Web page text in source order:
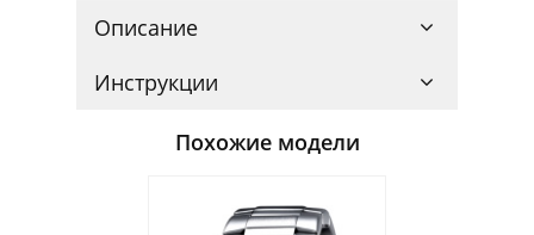
Описание
Инструкции
Похожие модели